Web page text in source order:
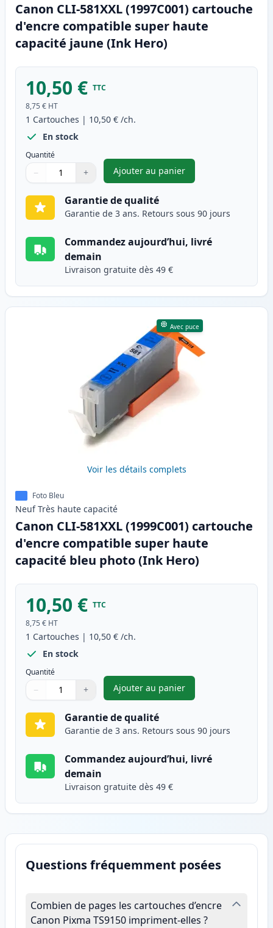
Canon CLI-581XXL (1997C001) cartouche
d'encre compatible super haute
capacité jaune (Ink Hero)
10,50 € TTC
8,75 € HT
1 Cartouches | 10,50 € /ch.
En stock
Quantité
Quantité
Utilisez les boutons pour ajuster
− +
Quantité
Ajouter au panier
,Canon CLI-581XXL
Garantie de qualité
Garantie de 3 ans. Retours sous 90 jours
Commandez aujourd’hui, livré
demain
Livraison gratuite dès 49 €
Avec puce
Voir les détails complets
Foto Bleu
Neuf Très haute capacité
Canon CLI-581XXL (1999C001) cartouche
d'encre compatible super haute
capacité bleu photo (Ink Hero)
10,50 € TTC
8,75 € HT
1 Cartouches | 10,50 € /ch.
En stock
Quantité
Quantité
Utilisez les boutons pour ajuster
− +
Quantité
Ajouter au panier
,Canon CLI-581XXL
Garantie de qualité
Garantie de 3 ans. Retours sous 90 jours
Commandez aujourd’hui, livré
demain
Livraison gratuite dès 49 €
Questions fréquemment posées
Combien de pages les cartouches d’encre
Canon Pixma TS9150 impriment-elles ?